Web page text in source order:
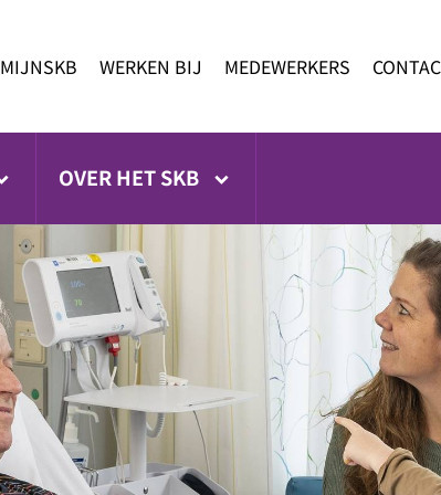
MIJNSKB WERKEN BIJ MEDEWERKERS
OVER HET SKB